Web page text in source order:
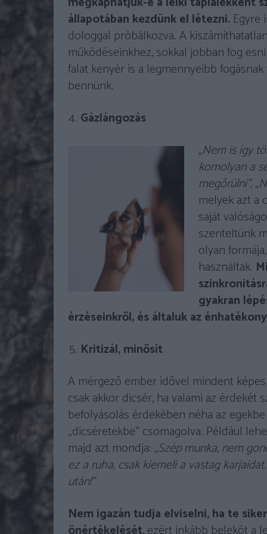
állapotában kezdünk el létezni. Egyre
dologgal próbálkozva. A
működéseinkhez, sokkal jobban fog
falat kenyér is a legmennyeibb
bennünk.
Gázlángozás
„Nem is így
komolyan a
megőrülni”,
melyek azt a
saját
szenteltünk
olyan
használtak.
gyakran
érzéseinkről, és általuk az
Kritizál, minősít
A mérgező ember idővel mindent
csak akkor dicsér, ha valami az érdekét
befolyásolás érdekében néha az
„dicséretekbe” csomagolva. Például
majd azt mondja:„Szép munka, nem
ez a ruha, csak kiemeli a vastag
után!”
Nem igazán tudja elviselni, ha te